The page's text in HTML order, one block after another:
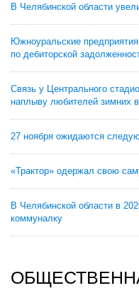
В Челябинской области
Южноуральские
по дебиторской
Связь у Центрального
наплыву любителей зимних
27 ноября ожидаются
«Трактор» одержал свою
В Челябинской области в
коммуналку